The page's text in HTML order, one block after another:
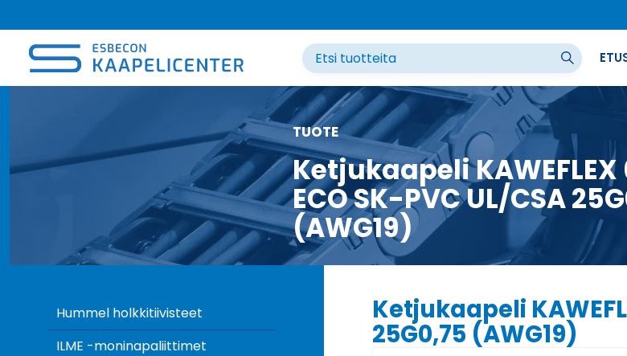
sisältöön
TUOTE
Ketjukaapeli KAWEFLEX
ECO SK-PVC UL/CSA
(AWG19)
Hummel holkkitiivisteet
ILME -moninapaliittimet
Ketjukaapeli
25G0,75 (AWG19)